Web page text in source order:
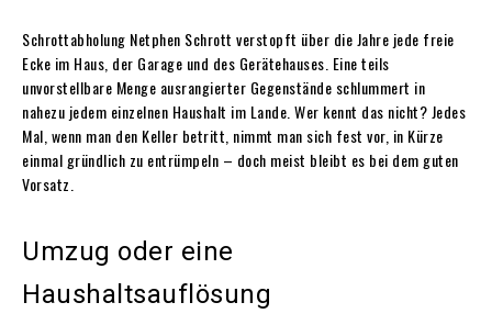
Schrottabholung Netphen Schrott verstopft über die Jahre jede freie
Ecke im Haus, der Garage und des Gerätehauses. Eine teils
unvorstellbare Menge ausrangierter Gegenstände schlummert in
nahezu jedem einzelnen Haushalt im Lande. Wer kennt das nicht? Jedes
Mal, wenn man den Keller betritt, nimmt man sich fest vor, in Kürze
einmal gründlich zu entrümpeln – doch meist bleibt es bei dem guten
Vorsatz.
Umzug oder eine
Haushaltsauflösung